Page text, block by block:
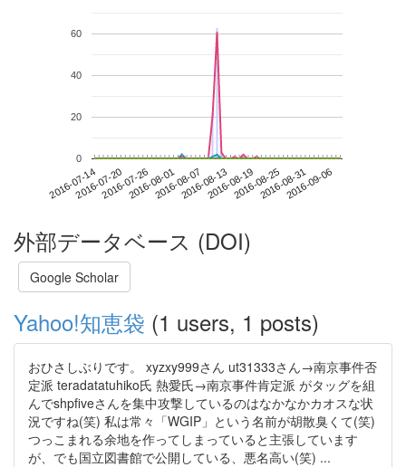
2016-07-142016-07-202016-07-262016-08-012016-08-072016-08-132016-08-192016-08-252016-08-312016-09-06
0
20
40
60
外部データベース (DOI)
Google Scholar
Yahoo!知恵袋 (1 users, 1 posts)
おひさしぶりです。 xyzxy999さん ut31333さん→南京事件否
定派 teradatatuhiko氏 熱愛氏→南京事件肯定派 がタッグを組
んでshpfiveさんを集中攻撃しているのはなかなかカオスな状
況ですね(笑) 私は常々「WGIP」という名前が胡散臭くて(笑)
つっこまれる余地を作ってしまっていると主張しています
が、でも国立図書館で公開している、悪名高い(笑) ...